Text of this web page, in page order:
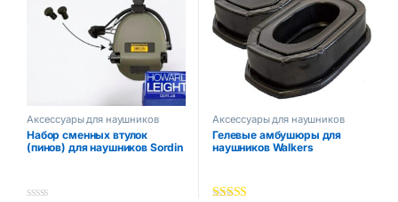
Аксессуары для наушников
Набор сменных втулок
(пинов) для наушников Sordin
Аксессуары для наушников
Гелевые амбушюры для
наушников Walkers